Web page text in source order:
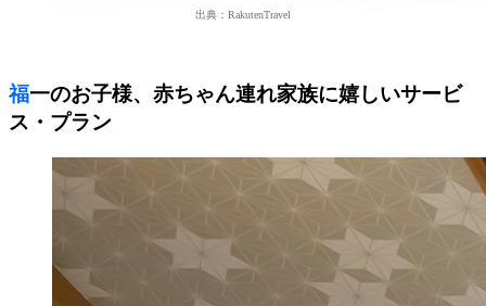
出典：RakutenTravel
福一のお子様、赤ちゃん連れ家族に嬉しいサービ
ス・プラン